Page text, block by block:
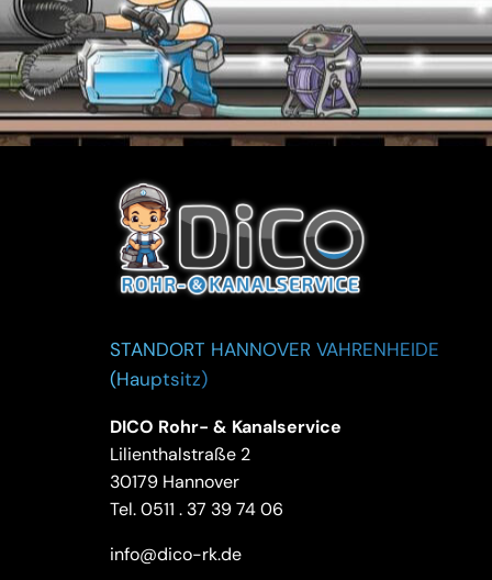
STANDORT HANNOVER VAHRENHEIDE
(Hauptsitz)
DICO Rohr- & Kanalservice
Lilienthalstraße 2
30179 Hannover
Tel.0511 . 37 39 74 06
info@dico-rk.de